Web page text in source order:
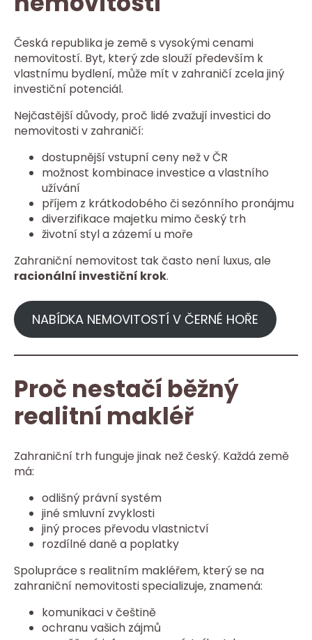
Česká republika je země s vysokými cenami
nemovitostí. Byt, který zde slouží především k
vlastnímu bydlení, může mít v zahraničí zcela jiný
investiční potenciál.
Nejčastější důvody, proč lidé zvažují investici do
nemovitosti v zahraničí:
dostupnější vstupní ceny než v ČR
možnost kombinace investice a vlastního
užívání
příjem z krátkodobého či sezónního pronájmu
diverzifikace majetku mimo český trh
životní styl a zázemí u moře
Zahraniční nemovitost tak často není luxus, ale
racionální investiční krok.
NABÍDKA NEMOVITOSTÍ V ČERNÉ HOŘE
Proč nestačí běžný
realitní makléř
Zahraniční trh funguje jinak než český. Každá země
má:
odlišný právní systém
jiné smluvní zvyklosti
jiný proces převodu vlastnictví
rozdílné daně a poplatky
Spolupráce s realitním makléřem, který se na
zahraniční nemovitosti specializuje, znamená:
komunikaci v češtině
ochranu vašich zájmů